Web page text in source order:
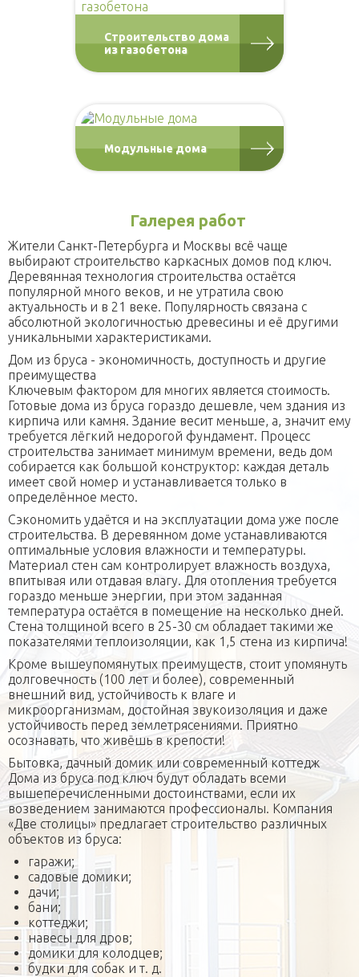
Строительство дома
из газобетона
Модульные дома
Галерея работ
Жители Санкт-Петербурга и Москвы всё чаще
выбирают строительство каркасных домов под ключ.
Деревянная технология строительства остаётся
популярной много веков, и не утратила свою
актуальность и в 21 веке. Популярность связана с
абсолютной экологичностью древесины и её другими
уникальными характеристиками.
Дом из бруса - экономичность, доступность и другие
преимущества
Ключевым фактором для многих является стоимость.
Готовые дома из бруса гораздо дешевле, чем здания из
кирпича или камня. Здание весит меньше, а, значит ему
требуется лёгкий недорогой фундамент. Процесс
строительства занимает минимум времени, ведь дом
собирается как большой конструктор: каждая деталь
имеет свой номер и устанавливается только в
определённое место.
Сэкономить удаётся и на эксплуатации дома уже после
строительства. В деревянном доме устанавливаются
оптимальные условия влажности и температуры.
Материал стен сам контролирует влажность воздуха,
впитывая или отдавая влагу. Для отопления требуется
гораздо меньше энергии, при этом заданная
температура остаётся в помещение на несколько дней.
Стена толщиной всего в 25-30 см обладает такими же
показателями теплоизоляции, как 1,5 стена из кирпича!
Кроме вышеупомянутых преимуществ, стоит упомянуть
долговечность (100 лет и более), современный
внешний вид, устойчивость к влаге и
микроорганизмам, достойная звукоизоляция и даже
устойчивость перед землетрясениями. Приятно
осознавать, что живёшь в крепости!
Бытовка, дачный домик или современный коттедж
Дома из бруса под ключ будут обладать всеми
вышеперечисленными достоинствами, если их
возведением занимаются профессионалы. Компания
«Две столицы» предлагает строительство различных
объектов из бруса:
гаражи;
садовые домики;
дачи;
бани;
коттеджи;
навесы для дров;
домики для колодцев;
будки для собак и т. д.